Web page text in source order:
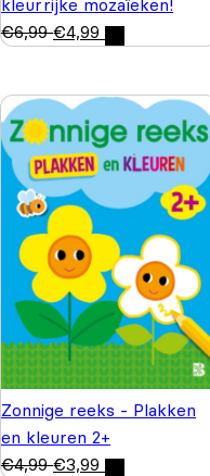
€6,99 €4,99
Zonnige reeks - Plakken
en kleuren 2+
€4,99 €3,99